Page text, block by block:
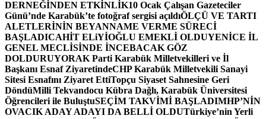
DERNEĞİNDEN ETKİNLİK10 Ocak Çalışan Gazeteciler
Günü’nde Karabük’te fotoğraf sergisi açıldıÖLÇÜ VE TARTI
ALETLERİNİN BEYANNAME VERME SÜRECİ
BAŞLADICAHİT ELiYİOĞLU EMEKLİ OLDUYENİCE İL
GENEL MECLİSİNDE İNCEBACAK GÖZ
DOLDURUYORAK Parti Karabük Milletvekilleri ve İl
Başkanı Esnaf ZiyaretindeCHP Karabük Milletvekili Sanayi
Sitesi Esnafını Ziyaret EttiTopçu Siyaset Sahnesine Geri
DöndüMilli Tekvandocu Kübra Dağlı, Karabük Üniversitesi
Öğrencileri ile BuluştuSEÇİM TAKVİMİ BAŞLADIMHP’NİN
OVACIK ADAY ADAYI DA BELLİ OLDUTürkiye’nin Yerli